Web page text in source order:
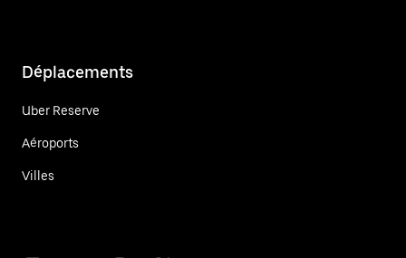
Déplacements
Uber Reserve
Aéroports
Villes